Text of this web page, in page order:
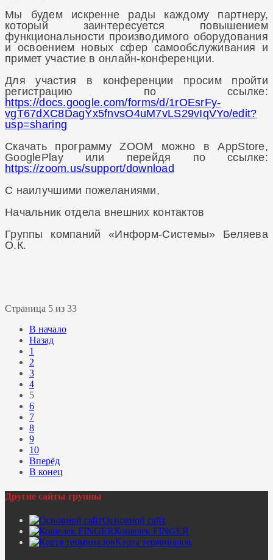
Мы будем искренне рады каждому партнеру,
который заинтересуется повышением
функциональности производимого оборудования
и освоением новых сфер самообслуживания и
примет участие в онлайн-конференции.
Для участия в конференции просим пройти
регистрацию по ссылке:
https://docs.google.com/forms/d/1rOEsrFy-
vgT67dXC8DagYx5fnvsO4uM7vLS29vIqVYo/edit?
usp=sharing
Скачать программу ZOOM можно в AppStore,
GooglePlay или перейдя по ссылке:
https://zoom.us/support/download
С наилучшими пожеланиями,
Начальник отдела внешних контактов
Группы компаний «Информ-Системы» Беляева
О.К.
Страница 5 из 33
В начало
Назад
1
2
3
4
5
6
7
8
9
10
Вперёд
В конец
Другие сайты группы
Основной сайт
Кошелек FINGER
Карта терминалов